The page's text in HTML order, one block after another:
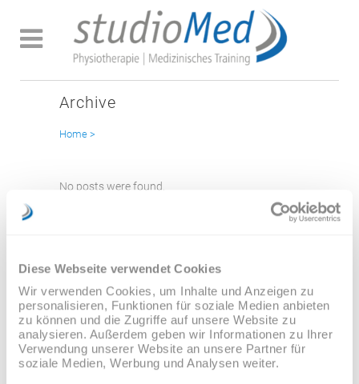
Diese Webseite verwendet Cookies
Wir verwenden Cookies, um Inhalte und Anzeigen zu
personalisieren, Funktionen für soziale Medien anbieten
zu können und die Zugriffe auf unsere Website zu
analysieren. Außerdem geben wir Informationen zu Ihrer
Verwendung unserer Website an unsere Partner für
soziale Medien, Werbung und Analysen weiter.
Archive
Home >
No posts were found.